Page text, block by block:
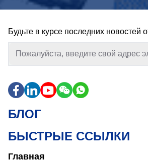
Будьте в курсе последних новостей
БЛОГ
БЫСТРЫЕ ССЫЛКИ
Главная